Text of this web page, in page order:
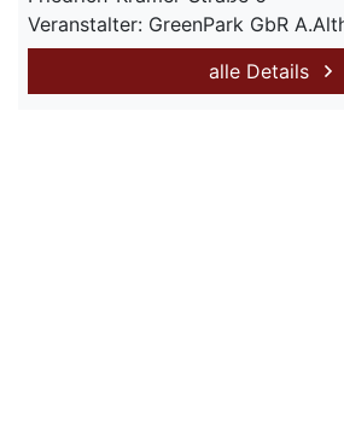
Veranstalter: GreenPark GbR
alle Details